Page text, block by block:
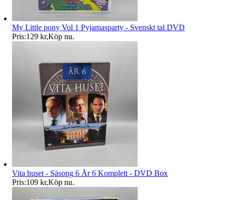
My Little pony Vol 1 Pyjamasparty - Svenskt tal DVD
Pris:129 kr,Köp nu.
Vita huset - Säsong 6 År 6 Komplett - DVD Box
Pris:109 kr,Köp nu.